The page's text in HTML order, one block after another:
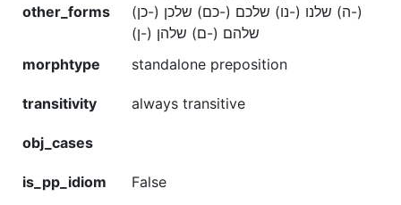
other_forms
(-ה) שלנו (-נו) שלכם (-כם) שלכן (-כן)
שלהם (-ם) שלהן (-ן)
morphtype
standalone preposition
transitivity always transitive
obj_cases
is_pp_idiom False